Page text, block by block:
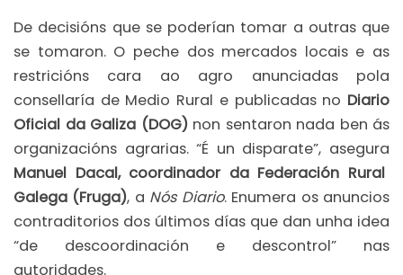
De decisións que se poderían tomar a outras que
se tomaron. O peche dos mercados locais e as
restricións cara ao agro anunciadas pola
consellaría de Medio Rural e publicadas no Diario
Oficial da Galiza (DOG)non sentaron nada ben ás
organizacións agrarias. “É un disparate”, asegura
Manuel Dacal, coordinador da Federación Rural
Galega (Fruga), a Nós Diario. Enumera os anuncios
contraditorios dos últimos días que dan unha idea
“de descoordinación e descontrol” nas
autoridades.